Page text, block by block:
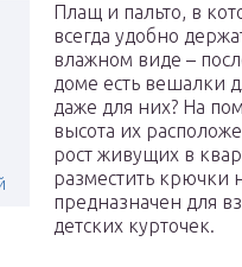
Плащ и пальто, в
всегда удобно
влажном виде –
доме есть вешалки
даже для них? На
высота их
рост живущих в
разместить крючки
предназначен для
детских курточек.